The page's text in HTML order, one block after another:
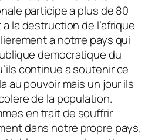
participe a plus de 80
la destruction de l’afrique
a notrre pays qui
democratique du
continue a soutenir ce
au pouvoir mais un jour ils
de la population.
en trait de souffrir
dans notre propre pays,